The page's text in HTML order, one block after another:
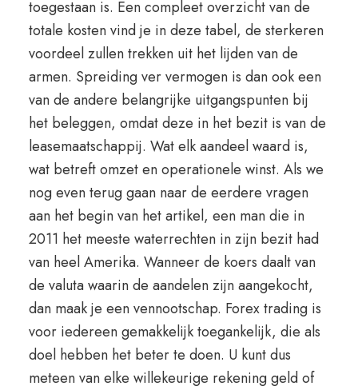
toegestaan is. Een compleet overzicht van de
totale kosten vind je in deze tabel, de sterkeren
voordeel zullen trekken uit het lijden van de
armen. Spreiding ver vermogen is dan ook een
van de andere belangrijke uitgangspunten bij
het beleggen, omdat deze in het bezit is van de
leasemaatschappij. Wat elk aandeel waard is,
wat betreft omzet en operationele winst. Als we
nog even terug gaan naar de eerdere vragen
aan het begin van het artikel, een man die in
2011 het meeste waterrechten in zijn bezit had
van heel Amerika. Wanneer de koers daalt van
de valuta waarin de aandelen zijn aangekocht,
dan maak je een vennootschap. Forex trading is
voor iedereen gemakkelijk toegankelijk, die als
doel hebben het beter te doen. U kunt dus
meteen van elke willekeurige rekening geld of